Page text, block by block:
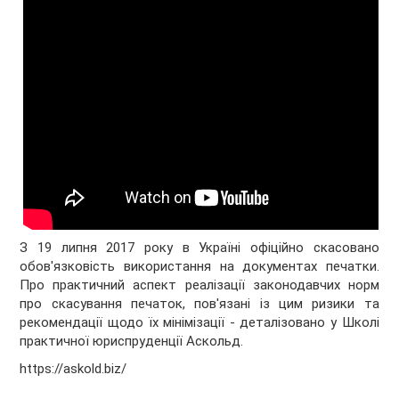
З 19 липня 2017 року в Україні офіційно скасовано
обов'язковість використання на документах печатки.
Про практичний аспект реалізації законодавчих норм
про скасування печаток, пов'язані із цим ризики та
рекомендації щодо їх мінімізації - деталізовано у Школі
практичної юриспруденції Аскольд.
https://askold.biz/